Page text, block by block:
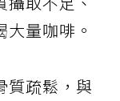
量咖啡。
質疏鬆，與